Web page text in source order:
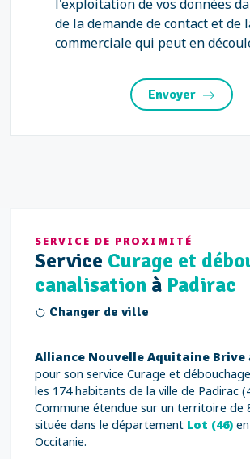
l'exploitation de vos données
de la demande de contact et de
commerciale qui peut en
Envoyer
SERVICE DE PROXIMITÉ
Service Curage et
canalisation à Padirac
Changer de ville
Alliance Nouvelle Aquitaine Brive
pour son service Curage et
les 174 habitants de la ville de Padirac
Commune étendue sur un territoire de
située dans le département Lot (46)
Occitanie.